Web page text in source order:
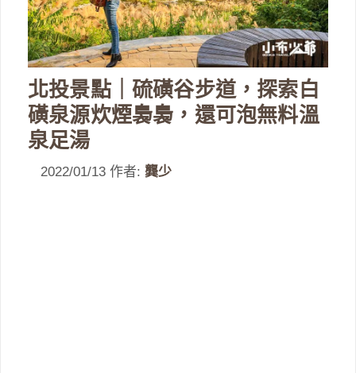
北投景點｜硫磺谷步道，探索白
磺泉源炊煙裊裊，還可泡無料溫
泉足湯
2022/01/13 作者: 龔少